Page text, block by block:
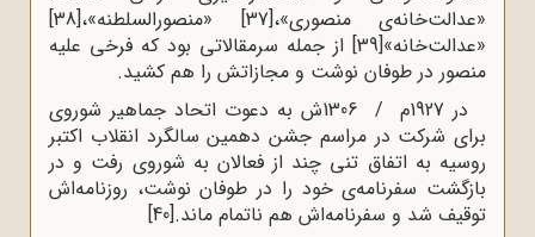
«عدالت‌خانه‌ی منصوری»،[37] «منصورالسلطنه»،[38]
«عدالت‌خانه»[39]
از جمله سرمقالاتی بود که فرخی علیه
منصور در طوفان نوشت و مجازاتش را هم کشید.
در 1927م / 1306ش به دعوت اتحاد جماهیر شوروی
برای شرکت در مراسم جشن دهمین سالگرد انقلاب اکتبر
روسیه به اتفاق تنی چند از فعالان به شوروی رفت و در
بازگشت سفرنامه‌ی خود را در طوفان نوشت، روزنامه‌اش
توقیف شد و سفرنامه‌اش هم ناتمام ماند.[40]